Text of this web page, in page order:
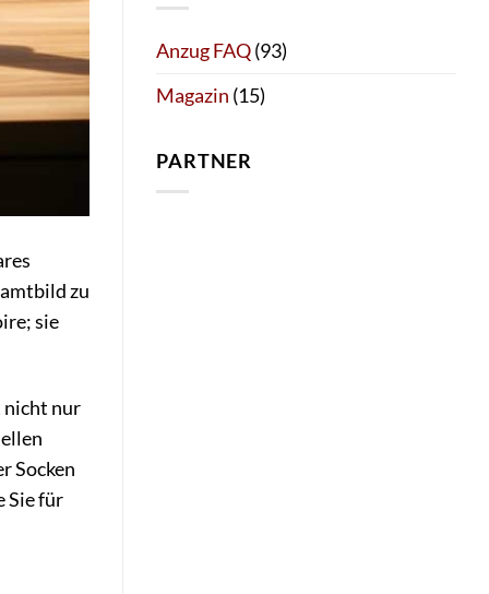
zu
sie
nicht nur
Socken
Sie für
Anzug FAQ(93)
Magazin (15)
PARTNER